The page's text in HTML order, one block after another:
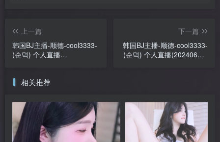
上一篇
韩国BJ主播-顺德-cool3333-
(순덕) 个人直播
下一篇
韩国BJ主播-顺德-cool3333-
(순덕) 个人直播(20240608)
相关推荐